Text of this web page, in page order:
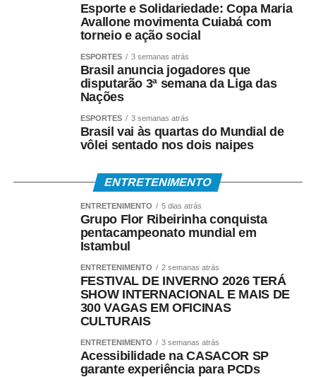
(Pasep)
O Banco do Brasil faz o pagamento por:
• Crédito em conta bancária;
• Transferência via TED ou Pix;
• Saque presencial nas agências, para quem não é
correntista e não possui chave Pix.
Como consultar
Os trabalhadores podem verificar informações sobre
valor, data e habilitação pelos seguintes canais:
• Aplicativo Carteira de Trabalho Digital;
• Portal Gov.br;
• Aplicativos Caixa Tem e Benefícios Sociais Caixa;
Esporte e Solidariedade: Copa Maria
Avallone movimenta Cuiabá com
torneio e ação social
ESPORTES 3 semanas atrás
Brasil anuncia jogadores que
disputarão 3ª semana da Liga das
Nações
ESPORTES 3 semanas atrás
Brasil vai às quartas do Mundial de
vôlei sentado nos dois naipes
ENTRETENIMENTO
ENTRETENIMENTO 5 dias atrás
Grupo Flor Ribeirinha conquista
pentacampeonato mundial em
Istambul
ENTRETENIMENTO 2 semanas atrás
FESTIVAL DE INVERNO 2026 TERÁ
SHOW INTERNACIONAL E MAIS DE
300 VAGAS EM OFICINAS
CULTURAIS
ENTRETENIMENTO 3 semanas atrás
Acessibilidade na CASACOR SP
garante experiência para PCDs